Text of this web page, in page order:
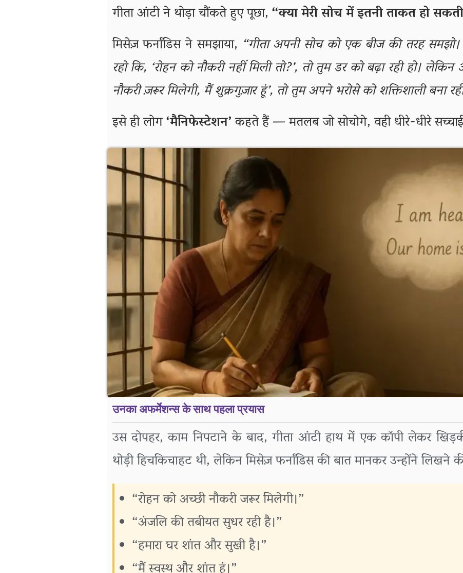
गीता आंटी ने थोड़ा चौंकते हुए पूछा,“क्या मेरी सोच में इतनी ताकत हो
मिसेज़ फर्नांडिस ने समझाया, “गीता अपनी सोच को एक बीज की तरह
रहो कि, ‘रोहन को नौकरी नहीं मिली तो?’, तो तुम डर को बढ़ा रही हो।
नौकरी ज़रूर मिलेगी, मैं शुक्रगुज़ार हूं’, तो तुम अपने भरोसे को शक्तिशाली बना
इसे ही लोग‘मैनिफेस्टेशन’कहते हैं — मतलब जो सोचोगे, वही धीरे-धीरे
उनका अफर्मेशन्स के साथ पहला प्रयास
उस दोपहर, काम निपटाने के बाद, गीता आंटी हाथ में एक कॉपी लेकर
थोड़ी हिचकिचाहट थी, लेकिन मिसेज़ फर्नांडिस की बात मानकर उन्होंने
“रोहन को अच्छी नौकरी जरूर मिलेगी।”
“अंजलि की तबीयत सुधर रही है।”
“हमारा घर शांत और सुखी है।”